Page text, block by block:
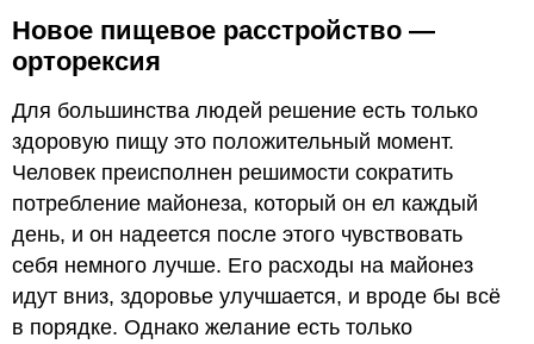
Новое пищевое расстройство —
орторексия
Для большинства людей решение есть только
здоровую пищу это положительный момент.
Человек преисполнен решимости сократить
потребление майонеза, который он ел каждый
день, и он надеется после этого чувствовать
себя немного лучше. Его расходы на майонез
идут вниз, здоровье улучшается, и вроде бы всё
в порядке. Однако желание есть только